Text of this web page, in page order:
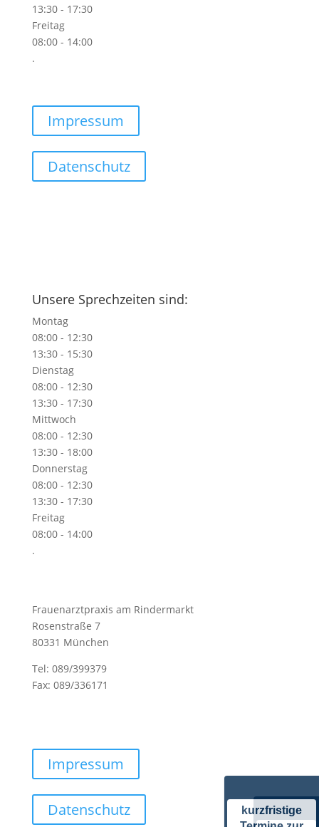
kurzfristige
13:30 - 17:30
Freitag
08:00 - 14:00
.
Impressum
Datenschutz
Unsere Sprechzeiten sind:
Montag
08:00 - 12:30
13:30 - 15:30
Dienstag
08:00 - 12:30
13:30 - 17:30
Mittwoch
08:00 - 12:30
13:30 - 18:00
Donnerstag
08:00 - 12:30
13:30 - 17:30
Freitag
08:00 - 14:00
.
Frauenarztpraxis am Rindermarkt
Rosenstraße 7
80331 München
Tel: 089/399379
Fax: 089/336171
Impressum
Datenschutz